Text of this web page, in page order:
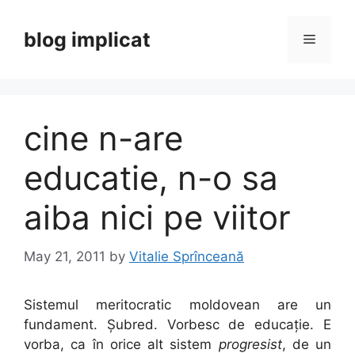
contentblog implicat Menu
cine n-are
educatie, n-o sa
aiba nici pe viitor
May 21, 2011 by Vitalie Sprînceană
Sistemul meritocratic moldovean are un
fundament. Șubred. Vorbesc de educație. E
vorba, ca în orice alt sistem progresist, de un